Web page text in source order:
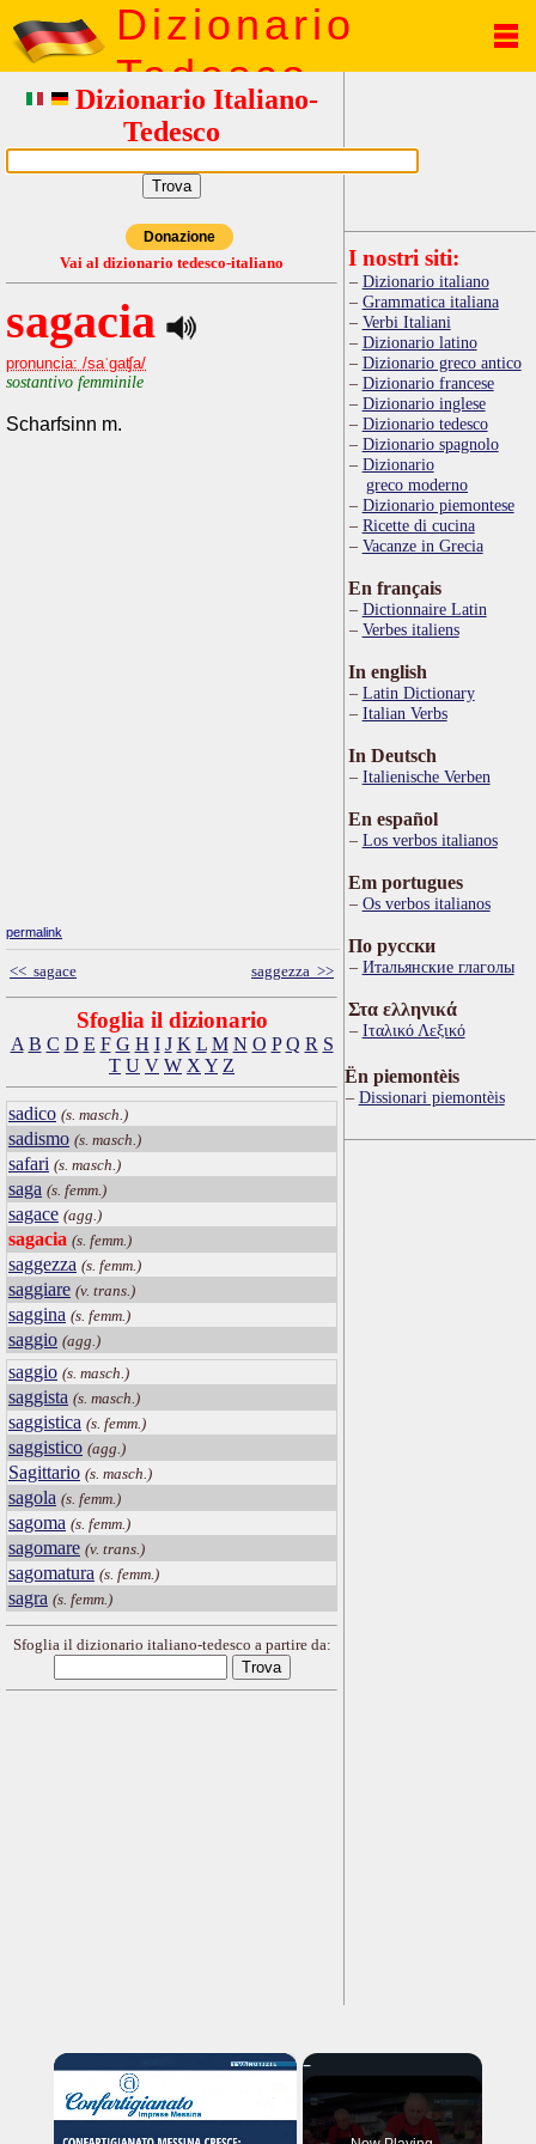
Dizionario
Tedesco
Dizionario Italiano-
Tedesco
Donazione
Vai al dizionario tedesco-italiano
sagacia
pronuncia: /saˈgaʧa/
sostantivo femminile
Scharfsinn m.
permalink
<< sagace saggezza >>
Sfoglia il dizionario
A B C D E F G H I J K L M N O P Q R S
T U V W X Y Z
sadico (s. masch.)
sadismo (s. masch.)
safari (s. masch.)
saga (s. femm.)
sagace (agg.)
sagacia (s. femm.)
saggezza (s. femm.)
saggiare (v. trans.)
saggina (s. femm.)
saggio (agg.)
saggio (s. masch.)
saggista (s. masch.)
saggistica (s. femm.)
saggistico (agg.)
Sagittario (s. masch.)
sagola (s. femm.)
sagoma (s. femm.)
sagomare (v. trans.)
sagomatura (s. femm.)
sagra (s. femm.)
Sfoglia il dizionario italiano-tedesco a partire da:
I nostri siti:
Dizionario italiano
Grammatica italiana
Verbi Italiani
Dizionario latino
Dizionario greco antico
Dizionario francese
Dizionario inglese
Dizionario tedesco
Dizionario spagnolo
Dizionario
greco moderno
Dizionario piemontese
Ricette di cucina
Vacanze in Grecia
En français
Dictionnaire Latin
Verbes italiens
In english
Latin Dictionary
Italian Verbs
In Deutsch
Italienische Verben
En español
Los verbos italianos
Em portugues
Os verbos italianos
По русски
Итальянские глаголы
Στα ελληνικά
Ιταλικό Λεξικό
Ën piemontèis
Dissionari piemontèis
×